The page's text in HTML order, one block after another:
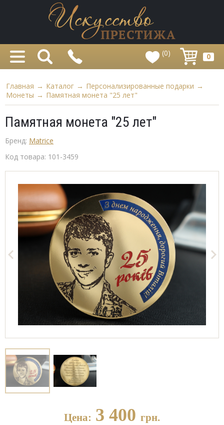
(0) 0
Главная → Каталог → Персонализированные подарки →
Монеты → Памятная монета "25 лет"
Памятная монета "25 лет"
Бренд: Matrice
Код товара: 101-3459
Цена: 3 400 грн.